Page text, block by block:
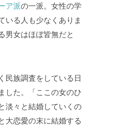
ア派の一派。女性の学
いる人も少なくありま
男女はほぼ皆無だと
民族調査をしている日
した。「ここの女のひ
淡々と結婚していくの
大恋愛の末に結婚する